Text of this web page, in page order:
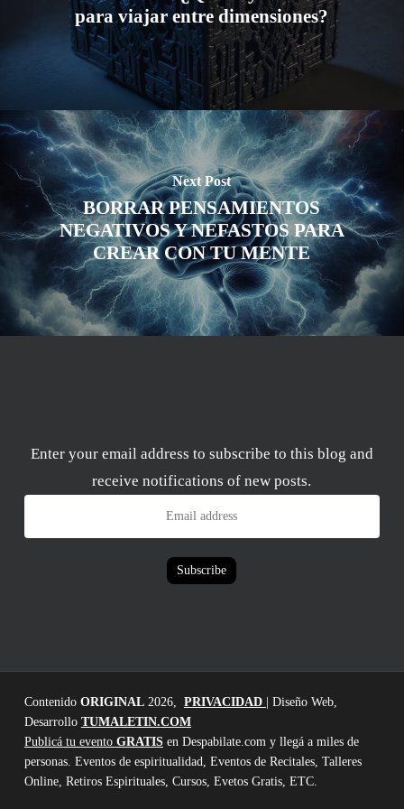
para viajar entre dimensiones?
Next Post
BORRAR PENSAMIENTOS
NEGATIVOS Y NEFASTOS PARA
CREAR CON TU MENTE
Enter your email address to subscribe to this blog and
receive notifications of new posts.
Email
Subscribe
Contenido ORIGINAL2026, PRIVACIDAD
| Diseño Web,
Desarrollo TUMALETIN.COM
Publicá tu evento GRATISen Despabilate.com y llegá a miles de
personas. Eventos de espiritualidad, Eventos de Recitales, Talleres
Online, Retiros Espirituales, Cursos, Evetos Gratis, ETC.